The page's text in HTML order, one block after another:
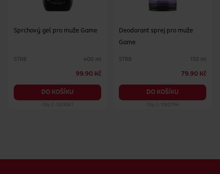
Sprchový gel pro muže Game
STR8 400 ml
99.90 Kč
DO KOŠÍKU
Obj. č.: 1253061
Deodorant sprej pro muže
Game
STR8 150 ml
79.90 Kč
DO KOŠÍKU
Obj. č.: 1180794